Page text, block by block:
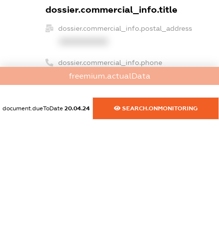
dossier.commercial_info.title
dossier.commercial_info.postal_address
dossier.commercial_info.phone
XXXXXXXXXX
dossier.commercial_info.fax
XXXXXXXXXX
freemium.actualData
document.dueToDate 20.04.24 SEARCH.ONMONITORING